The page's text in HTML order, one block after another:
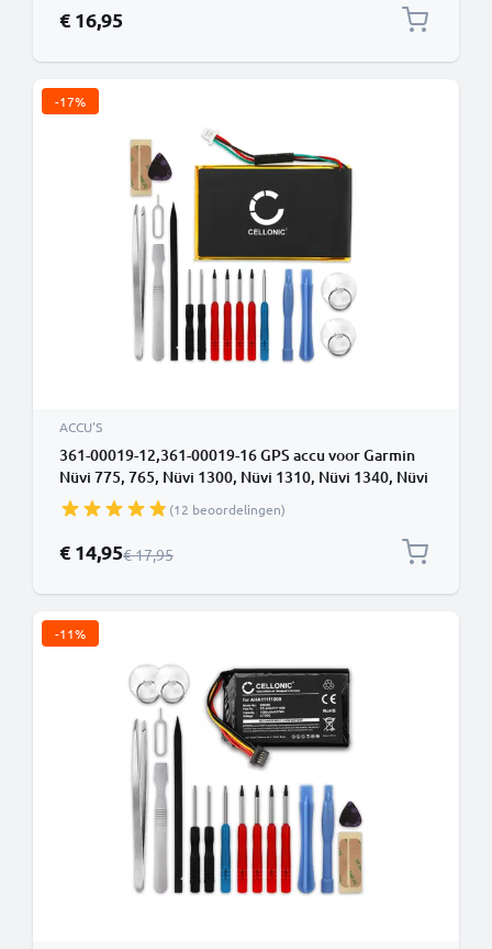
€ 16,95
-17%
ACCU'S
361-00019-12,361-00019-16 GPS accu voor Garmin
Nüvi 775, 765, Nüvi 1300, Nüvi 1310, Nüvi 1340, Nüvi
1350, Nüvi 1370, Nüvi 1390, Nüvi 245W - 1250mAh +
Schroevendraaier-set vervangende batterij navigatie
(12 beoordelingen)
Speciale prijs
€ 14,95Normale prijs
€ 17,95
-11%